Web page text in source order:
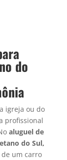
do
igreja ou do
profissional
aluguel de
do Sul,
um carro